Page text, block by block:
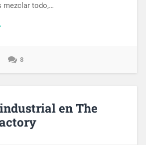
mezclar todo,…
8
en The